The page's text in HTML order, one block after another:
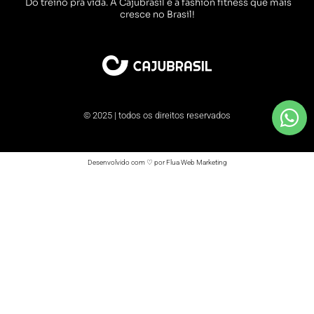
Do treino pra vida. A Cajubrasil é a fashion fitness que mais
cresce no Brasil!
© 2025 | todos os direitos reservados
Desenvolvido com ♡ por Flua Web Marketing